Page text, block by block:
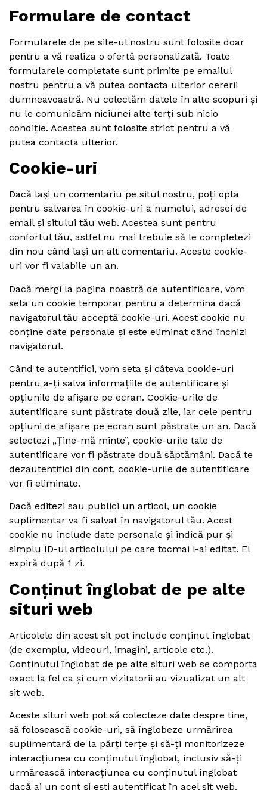
Formulare de contact
Formularele de pe site-ul nostru sunt folosite doar
pentru a vă realiza o ofertă personalizată. Toate
formularele completate sunt primite pe emailul
nostru pentru a vă putea contacta ulterior cererii
dumneavoastră. Nu colectăm datele în alte scopuri și
nu le comunicăm niciunei alte terți sub nicio
condiție. Acestea sunt folosite strict pentru a vă
putea contacta ulterior.
Cookie-uri
Dacă lași un comentariu pe situl nostru, poți opta
pentru salvarea în cookie-uri a numelui, adresei de
email și sitului tău web. Acestea sunt pentru
confortul tău, astfel nu mai trebuie să le completezi
din nou când lași un alt comentariu. Aceste cookie-
uri vor fi valabile un an.
Dacă mergi la pagina noastră de autentificare, vom
seta un cookie temporar pentru a determina dacă
navigatorul tău acceptă cookie-uri. Acest cookie nu
conține date personale și este eliminat când închizi
navigatorul.
Când te autentifici, vom seta și câteva cookie-uri
pentru a-ți salva informațiile de autentificare și
opțiunile de afișare pe ecran. Cookie-urile de
autentificare sunt păstrate două zile, iar cele pentru
opțiuni de afișare pe ecran sunt păstrate un an. Dacă
selectezi „Ține-mă minte”, cookie-urile tale de
autentificare vor fi păstrate două săptămâni. Dacă te
dezautentifici din cont, cookie-urile de autentificare
vor fi eliminate.
Dacă editezi sau publici un articol, un cookie
suplimentar va fi salvat în navigatorul tău. Acest
cookie nu include date personale și indică pur și
simplu ID-ul articolului pe care tocmai l-ai editat. El
expiră după 1 zi.
Conținut înglobat de pe alte
situri web
Articolele din acest sit pot include conținut înglobat
(de exemplu, videouri, imagini, articole etc.).
Conținutul înglobat de pe alte situri web se comporta
exact la fel ca și cum vizitatorii au vizualizat un alt
sit web.
Aceste situri web pot să colecteze date despre tine,
să folosească cookie-uri, să înglobeze urmărirea
suplimentară de la părți terțe și să-ți monitorizeze
interacțiunea cu conținutul înglobat, inclusiv să-ți
urmărească interacțiunea cu conținutul înglobat
dacă ai un cont și ești autentificat în acel sit web.